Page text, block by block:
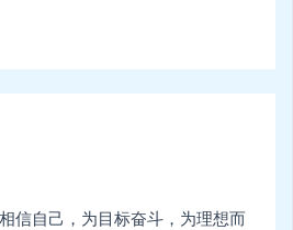
信自己，为目标奋斗，为理想而